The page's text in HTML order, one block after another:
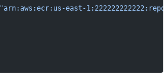
"arn:aws:ecr:us-east-